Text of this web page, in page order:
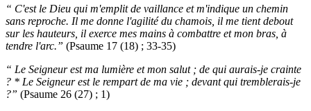
“ C'est le Dieu qui m'emplit de vaillance et m'indique un chemin
sans reproche. Il me donne l'agilité du chamois, il me tient debout
sur les hauteurs, il exerce mes mains à combattre et mon bras, à
tendre l'arc.” (Psaume 17 (18) ; 33-35)
“ Le Seigneur est ma lumière et mon salut ; de qui aurais-je crainte
? * Le Seigneur est le rempart de ma vie ; devant qui tremblerais-je
?” (Psaume 26 (27) ; 1)